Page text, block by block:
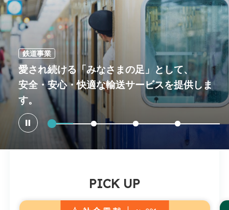
鉄道事業
愛され続ける「みなさまの足」として、
安全・安心・快適な輸送サービスを提供しま
す。
PICK UP